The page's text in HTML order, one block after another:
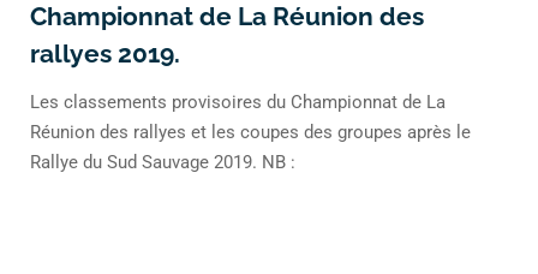
Championnat de La Réunion des
rallyes 2019.
Les classements provisoires du Championnat de La
Réunion des rallyes et les coupes des groupes après le
Rallye du Sud Sauvage 2019. NB :